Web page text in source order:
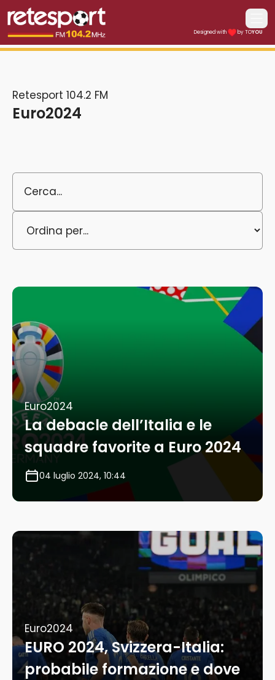
Retesport 104.2 FM
Apri
Designed with by TOYOU
Euro2024
Retesport 104.2 FM
Euro2024
La debacle dell’Italia e le
squadre favorite a Euro 2024
04 luglio 2024, 10:44
Euro2024
EURO 2024, Svizzera-Italia:
probabile formazione e dove